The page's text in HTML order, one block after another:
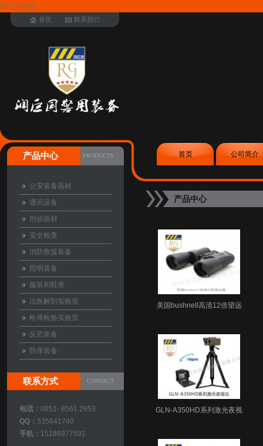
007 007jidi
首页 联系我们
首页 公司简介
产品中心
美国bushnell高清12倍望远
GLN-A350HD系列激光夜视
PRODUCTS
产品中心
公安装备器材
通讯设备
刑侦器材
安全检查
消防救援装备
照明装备
服装和鞋类
法医解剖实验室
枪弹检验实验室
反恐装备
防弹装备
CONTACT
联系方式
电话： 0851- 8561 2653
QQ： 335641740
手机： 15186977591